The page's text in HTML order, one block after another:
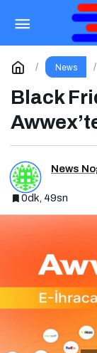
News
Black
News
0dk, 49sn
Derinliklerine
Yorum Yap